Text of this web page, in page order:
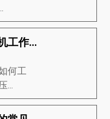
低压三相异步电机工作原理-低压三相异步电机磁场的产生、方向和滑动等知识详解
何工
...